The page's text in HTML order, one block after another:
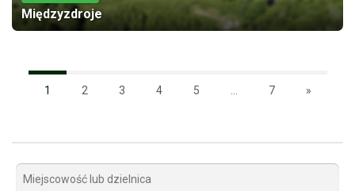
Międzyzdroje
1 2 3 4 5 7 »